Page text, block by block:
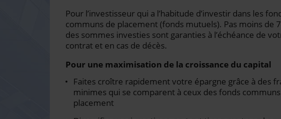
Pour l’investisseur qui a l’habitude d’investir dans les
communs de placement (fonds mutuels). Pas moins de
des sommes investies sont garanties à l’échéance de
contrat et en cas de décès.
Pour une maximisation de la croissance du capital
Faites croître rapidement votre épargne grâce à des
minimes qui se comparent à ceux des fonds
placement